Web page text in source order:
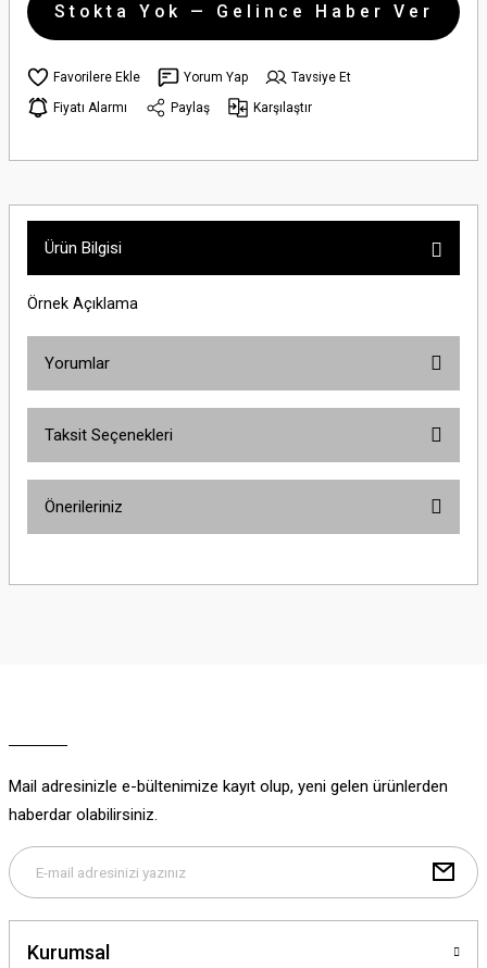
Stokta Yok — Gelince Haber Ver
Yorum Yap
Tavsiye Et
Fiyatı Alarmı
Paylaş Karşılaştır
Ürün Bilgisi
Örnek Açıklama
Yorumlar
Taksit Seçenekleri
Önerileriniz
yetersiz gördüğünüz noktaları öneri formunu kullanarak tarafımıza
Bu ürüne benzer farklı alternatifler olmalı.
Mail adresinizle e-bültenimize kayıt olup, yeni gelen ürünlerden
haberdar olabilirsiniz.
Kurumsal